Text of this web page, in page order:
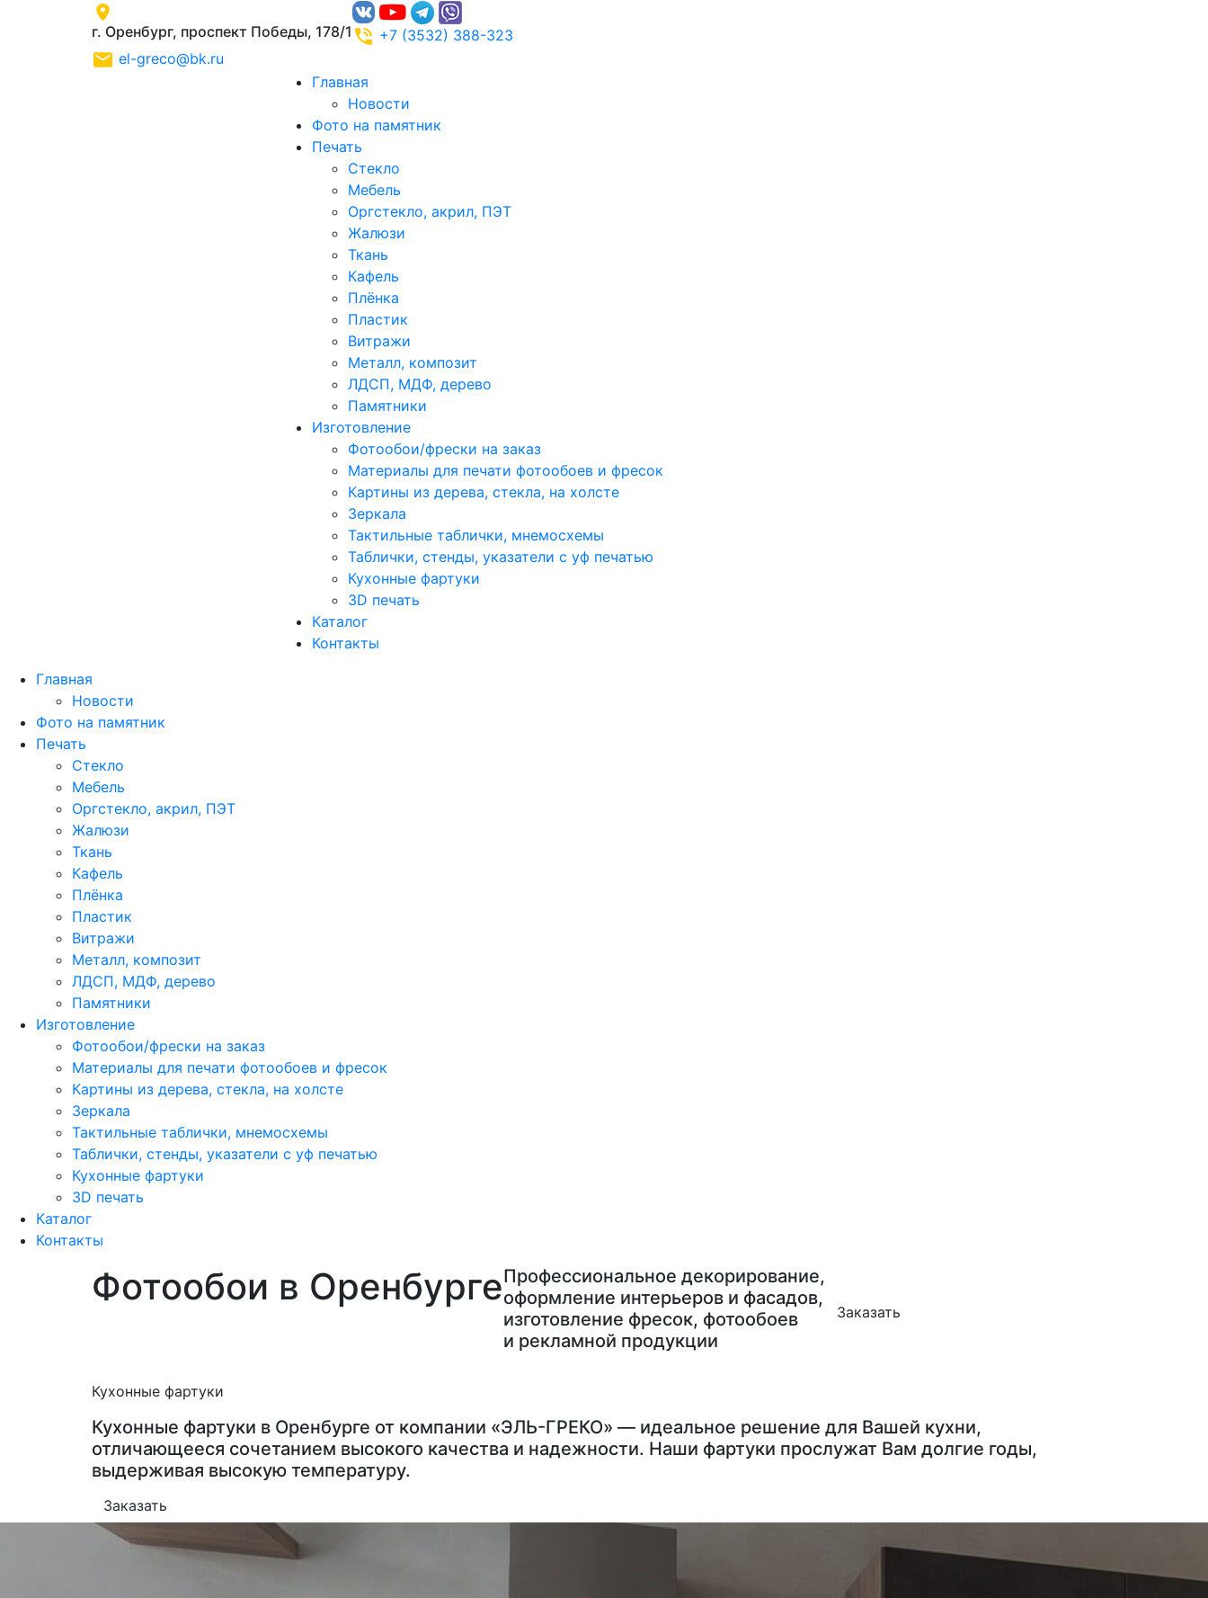
г. Оренбург, проспект Победы, 178/1
el-greco@bk.ru
+7 (3532) 388-323
Главная
Новости
Фото на памятник
Печать
Стекло
Мебель
Оргстекло, акрил, ПЭТ
Жалюзи
Ткань
Кафель
Плёнка
Пластик
Витражи
Металл, композит
ЛДСП, МДФ, дерево
Памятники
Изготовление
Фотообои/фрески на заказ
Материалы для печати фотообоев и фресок
Картины из дерева, стекла, на холсте
Зеркала
Тактильные таблички, мнемосхемы
Таблички, стенды, указатели с уф печатью
Кухонные фартуки
3D печать
Каталог
Контакты
Главная
Новости
Фото на памятник
Печать
Стекло
Мебель
Оргстекло, акрил, ПЭТ
Жалюзи
Ткань
Кафель
Плёнка
Пластик
Витражи
Металл, композит
ЛДСП, МДФ, дерево
Памятники
Изготовление
Фотообои/фрески на заказ
Материалы для печати фотообоев и фресок
Картины из дерева, стекла, на холсте
Зеркала
Тактильные таблички, мнемосхемы
Таблички, стенды, указатели с уф печатью
Кухонные фартуки
3D печать
Каталог
Контакты
Фотообои в ОренбургеПрофессиональное декорирование,
оформление интерьеров и фасадов,
изготовление фресок, фотообоев
и рекламной продукции
Заказать
Кухонные фартуки
Кухонные фартуки в Оренбурге от компании «ЭЛЬ-ГРЕКО» — идеальное решение для Вашей кухни,
отличающееся сочетанием высокого качества и надежности. Наши фартуки прослужат Вам долгие годы,
выдерживая высокую температуру.
Заказать